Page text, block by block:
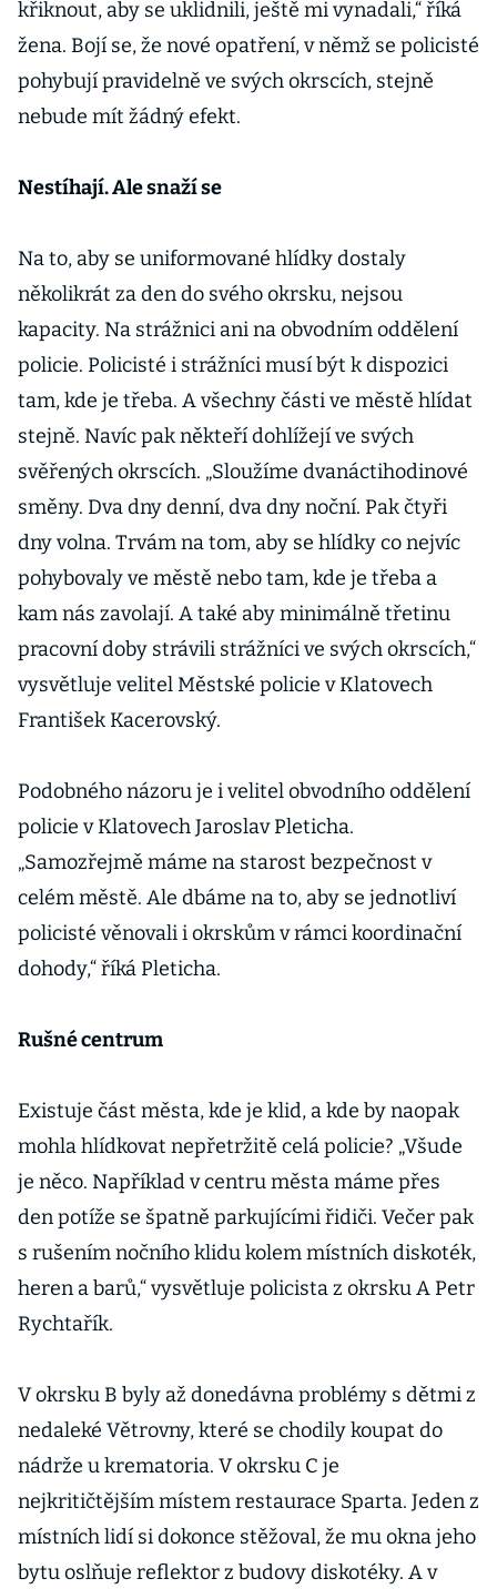
křiknout, aby se uklidnili, ještě mi vynadali,“ říká
žena. Bojí se, že nové opatření, v němž se policisté
pohybují pravidelně ve svých okrscích, stejně
nebude mít žádný efekt.
Nestíhají. Ale snaží se
Na to, aby se uniformované hlídky dostaly
několikrát za den do svého okrsku, nejsou
kapacity. Na strážnici ani na obvodním oddělení
policie. Policisté i strážníci musí být k dispozici
tam, kde je třeba. A všechny části ve městě hlídat
stejně. Navíc pak někteří dohlížejí ve svých
svěřených okrscích. „Sloužíme dvanáctihodinové
směny. Dva dny denní, dva dny noční. Pak čtyři
dny volna. Trvám na tom, aby se hlídky co nejvíc
pohybovaly ve městě nebo tam, kde je třeba a
kam nás zavolají. A také aby minimálně třetinu
pracovní doby strávili strážníci ve svých okrscích,“
vysvětluje velitel Městské policie v Klatovech
František Kacerovský.
Podobného názoru je i velitel obvodního oddělení
policie v Klatovech Jaroslav Pleticha.
„Samozřejmě máme na starost bezpečnost v
celém městě. Ale dbáme na to, aby se jednotliví
policisté věnovali i okrskům v rámci koordinační
dohody,“ říká Pleticha.
Rušné centrum
Existuje část města, kde je klid, a kde by naopak
mohla hlídkovat nepřetržitě celá policie? „Všude
je něco. Například v centru města máme přes
den potíže se špatně parkujícími řidiči. Večer pak
s rušením nočního klidu kolem místních diskoték,
heren a barů,“ vysvětluje policista z okrsku A Petr
Rychtařík.
V okrsku B byly až donedávna problémy s dětmi z
nedaleké Větrovny, které se chodily koupat do
nádrže u krematoria. V okrsku C je
nejkritičtějším místem restaurace Sparta. Jeden z
místních lidí si dokonce stěžoval, že mu okna jeho
bytu oslňuje reflektor z budovy diskotéky. A v